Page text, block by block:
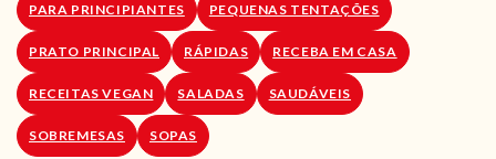
PARA PRINCIPIANTES PEQUENAS TENTAÇÕES
PRATO PRINCIPAL RÁPIDAS RECEBA EM CASA
RECEITAS VEGAN SALADAS SAUDÁVEIS
SOBREMESAS SOPAS